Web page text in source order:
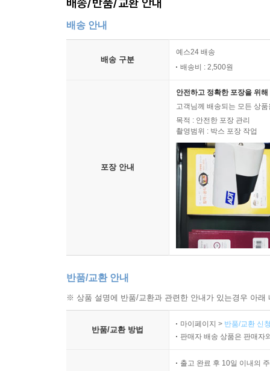
배송 안내
배송 구분
예스24 배송
배송비 : 2,500원
포장 안내
안전하고 정확한 포장을 위
고객님께 배송되는 모든 상
목적 : 안전한 포장 관리
촬영범위 : 박스 포장 작업
반품/교환 안내
※ 상품 설명에 반품/교환과 관련한 안내가 있는경우 아
반품/교환 방법
마이페이지 > 반품/교환 신
판매자 배송 상품은 판매자
출고 완료 후 10일 이내의